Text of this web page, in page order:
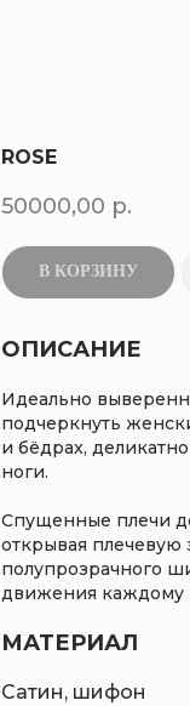
ROSE
50000,00 р.
В КОРЗИНУ
ОПИСАНИЕ
Идеально
подчеркнуть
и бёдрах,
ноги.
Спущенные плечи
открывая плечевую
полупрозрачного
движения каждому
МАТЕРИАЛ
Сатин, шифон